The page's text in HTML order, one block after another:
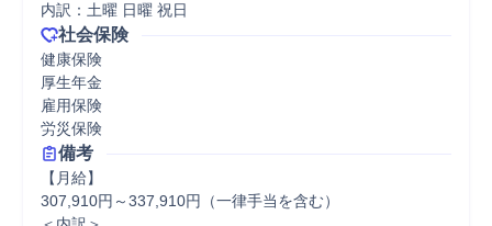
内訳：土曜 日曜 祝日
社会保険
健康保険
厚生年金
雇用保険
労災保険
備考
【月給】
307,910円～337,910円（一律手当を含む）